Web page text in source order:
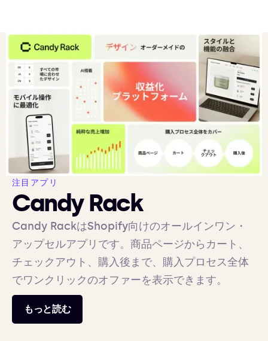
注目アプリ
Candy Rack
Candy RackはShopify向けのオールインワン・
アップセルアプリです。商品ページからカート、
チェックアウト、購入後まで、購入プロセス全体
でワンクリックのオファーを表示できます。
もっと読む